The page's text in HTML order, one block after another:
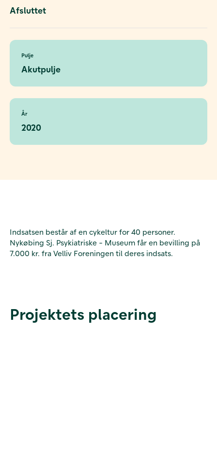
Afsluttet
Pulje
Akutpulje
År
2020
Indsatsen består af en cykeltur for 40 personer.
Nykøbing Sj. Psykiatriske - Museum får en bevilling på
7.000 kr. fra Velliv Foreningen til deres indsats.
Projektets placering